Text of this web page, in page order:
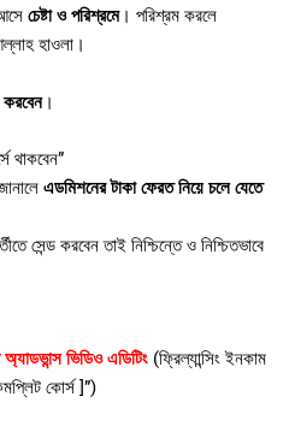
চেষ্টা ও পরিশ্রমে। পরিশ্রম করলে
হাওলা।
।
থাকবেন”
এডমিশনের টাকা ফেরত নিয়ে চলে যেতে
সেন্ড করবেন তাই নিশ্চিন্তে ও নিশ্চিতভাবে
অ্যাডভান্স ভিডিও এডিটিং (ফ্রিল্যান্সিং ইনকাম
কোর্স ]”)